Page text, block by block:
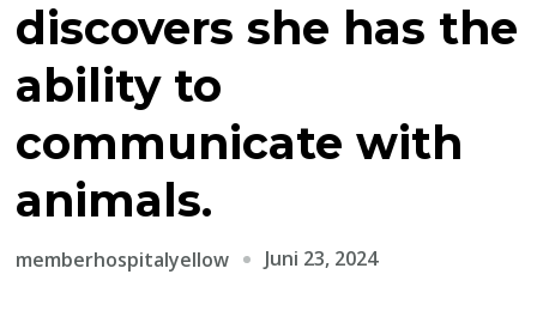
discovers she has the
ability to
communicate with
animals.
memberhospitalyellow Juni 23, 2024